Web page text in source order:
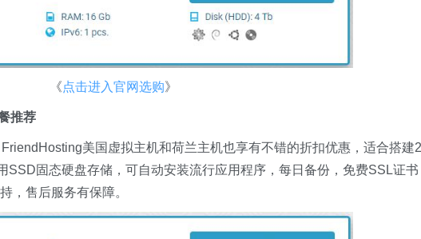
《点击进入官网选购》
推荐
美国虚拟主机和荷兰主机也享有不错的折扣优惠，适合搭建2
SSD固态硬盘存储，可自动安装流行应用程序，每日备份，免费SSL证书
，售后服务有保障。